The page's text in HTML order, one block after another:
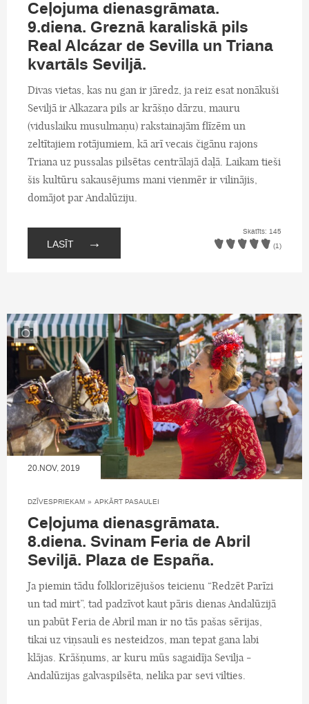
Ceļojuma dienasgrāmata.
9.diena. Greznā karaliskā pils
Real Alcázar de Sevilla un Triana
kvartāls Seviljā.
Divas vietas, kas nu gan ir jāredz, ja reiz esat nonākuši
Seviljā ir Alkazara pils ar krāšņo dārzu, mauru
(viduslaiku musulmaņu) rakstainajām flīzēm un
zeltītajiem rotājumiem, kā arī vecais čigānu rajons
Triana uz pussalas pilsētas centrālajā daļā. Laikam tieši
šis kultūru sakausējums mani vienmēr ir vilinājis,
domājot par Andalūziju.
LASĪT →
Skatīts: 145
(1)
20.NOV, 2019
DZĪVESPRIEKAM » APKĀRT PASAULEI
Ceļojuma dienasgrāmata.
8.diena. Svinam Feria de Abril
Seviljā. Plaza de España.
Ja piemin tādu folklorizējušos teicienu “Redzēt Parīzi
un tad mirt”, tad padzīvot kaut pāris dienas Andalūzijā
un pabūt Feria de Abril man ir no tās pašas sērijas,
tikai uz viņsauli es nesteidzos, man tepat gana labi
klājas. Krāšņums, ar kuru mūs sagaidīja Sevilja -
Andalūzijas galvaspilsēta, nelika par sevi vilties.